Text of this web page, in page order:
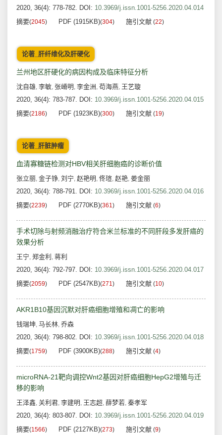
2020, 36(4): 778-782. DOI: 10.3969/j.issn.1001-5256.2020.04.014
摘要(2045) PDF (1915KB)(304) 施引文献 (22)
论著_肝纤维化及肝硬化
兰州地区肝硬化的病因构成及临床特征分析
沈自雄, 李敏, 张嵴明 , 李金洲, 苟海燕, 王艺璇
2020, 36(4): 783-787. DOI: 10.3969/j.issn.1001-5256.2020.04.015
摘要(2186) PDF (1923KB)(300) 施引文献 (19)
论著_肝脏肿瘤
血清寡糖链检测对HBV相关肝细胞癌的诊断价值
张立丽, 金子铮, 刘宁, 赵艳明 , 佟瑄, 赵艳, 娄金丽
2020, 36(4): 788-791. DOI: 10.3969/j.issn.1001-5256.2020.04.016
摘要(2239) PDF (2770KB)(361) 施引文献 (6)
手术切除与射频消融治疗符合米兰标准的不同肝段多发肝癌的
效果分析
王宁, 郑金利 , 蒋利
2020, 36(4): 792-797. DOI: 10.3969/j.issn.1001-5256.2020.04.017
摘要(2059) PDF (2547KB)(271) 施引文献 (10)
AKR1B10基因沉默对肝癌细胞增殖和凋亡的影响
钱瑞坤, 马长林, 乔森
2020, 36(4): 798-802. DOI: 10.3969/j.issn.1001-5256.2020.04.018
摘要(1759) PDF (3900KB)(288) 施引文献 (4)
microRNA-21靶向调控Wnt2基因对肝癌细胞HepG2增殖与迁
移的影响
王泽鑫, 关利君, 李建明 , 王志超, 薛梦若, 秦孝军
2020, 36(4): 803-807. DOI: 10.3969/j.issn.1001-5256.2020.04.019
摘要(1566) PDF (2127KB)(273) 施引文献 (9)